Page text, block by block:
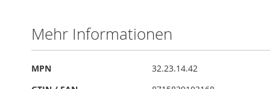
springen
Mehr Informationen
Mehr
MPN
32.23.14.42